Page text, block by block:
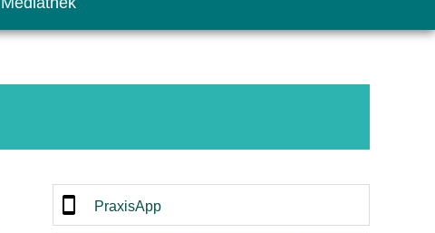
PraxisApp